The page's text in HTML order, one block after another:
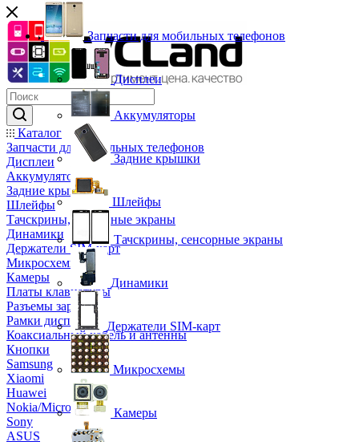
Каталог
Запчасти для мобильных телефонов
Дисплеи
Аккумуляторы
Задние крышки
Шлейфы
Тачскрины, сенсорные экраны
Динамики
Держатели SIM-карт
Микросхемы
Камеры
Платы клавиатуры
Разъемы зарядки
Рамки дисплея
Коаксиальный кабель и антенны
Кнопки
Samsung
Xiaomi
Huawei
Nokia/Microsoft
Sony
ASUS
Запчасти для мобильных телефонов
Дисплеи
Аккумуляторы
Задние крышки
Шлейфы
Тачскрины, сенсорные экраны
Динамики
Держатели SIM-карт
Микросхемы
Камеры